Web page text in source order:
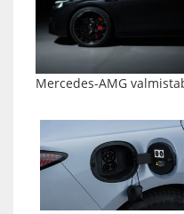
Mercedes-AMG